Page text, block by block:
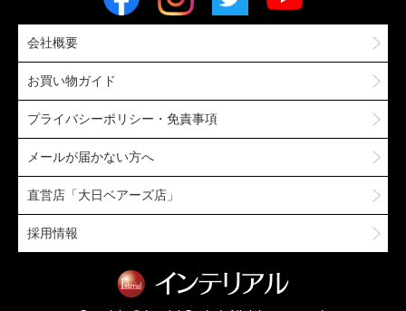
会社概要
お買い物ガイド
プライバシーポリシー・免責事項
メールが届かない方へ
直営店「大日ベアーズ店」
採用情報